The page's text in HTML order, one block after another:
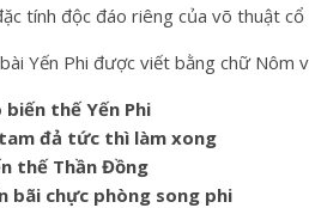
tính độc đáo riêng của võ thuật
Yến Phi được viết bằng chữ Nôm
biến thế Yến Phi
đả tức thì làm xong
thế Thần Đồng
bãi chực phòng song phi